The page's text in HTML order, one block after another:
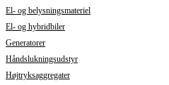
El- og belysningsmateriel
El- og hybridbiler
Generatorer
Håndslukningsudstyr
Højtryksaggregater